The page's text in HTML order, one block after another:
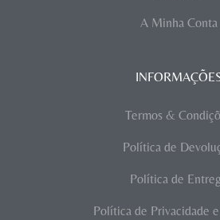
A Minha Conta
Termos &
Política de
Política de
Política de Privacidade